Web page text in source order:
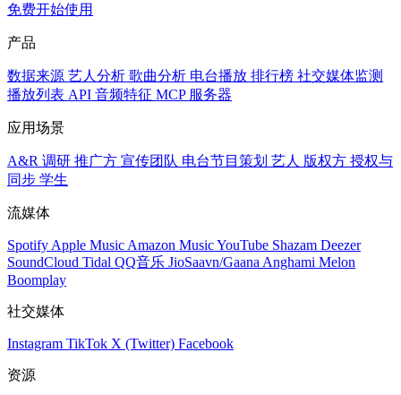
免费开始使用
产品
数据来源 艺人分析 歌曲分析 电台播放 排行榜 社交媒体监测
播放列表 API 音频特征 MCP 服务器
应用场景
A&R 调研 推广方 宣传团队 电台节目策划 艺人 版权方 授权与
同步 学生
流媒体
Spotify Apple Music Amazon MusicYouTube Shazam Deezer
SoundCloud Tidal QQ音乐 JioSaavn/Gaana Anghami Melon
Boomplay
社交媒体
Instagram TikTok X (Twitter) Facebook
资源